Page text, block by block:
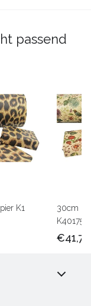
passend
K1
30cm
€41,75